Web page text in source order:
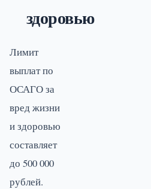
здоровью
Лимит
выплат по
ОСАГО за
вред жизни
и здоровью
составляет
до 500 000
рублей.